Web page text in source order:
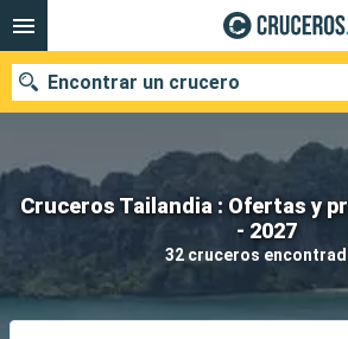
Cruceros Tailandia : Ofertas y
- 2027
32 cruceros
Encontrar un crucero
Nuestros destinos
Fecha de salida
Puertos